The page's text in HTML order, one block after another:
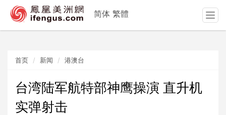
首页 新闻 港澳台
台湾陆军航特部神鹰操演 直升机
实弹射击
简体 繁體
T
o